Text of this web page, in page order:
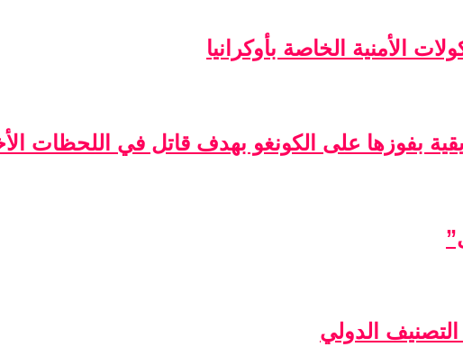
الأمنية الخاصة بأوكرانيا
بفوزها على الكونغو بهدف قاتل في اللحظات
الدولي